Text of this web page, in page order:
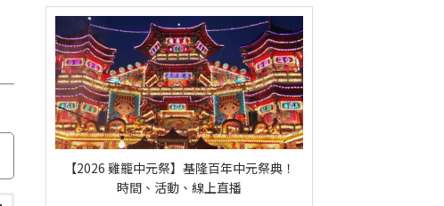
【2026 雞籠中元祭】基隆百年中元祭典！
時間、活動、線上直播